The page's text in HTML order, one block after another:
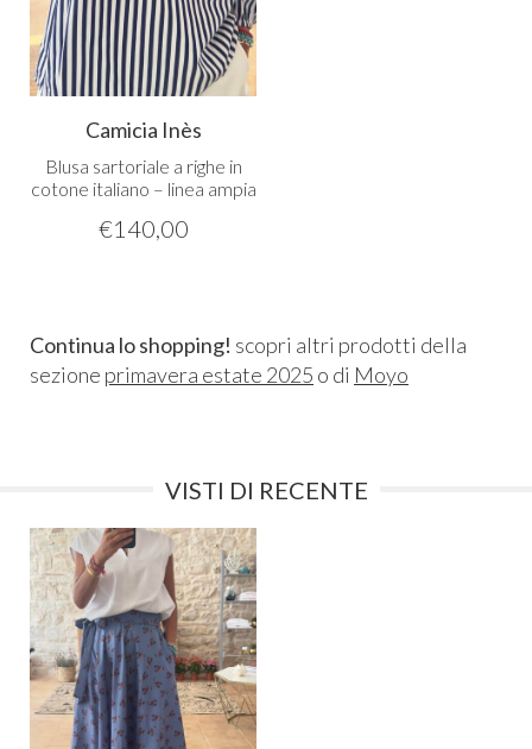
Camicia Inès
Blusa sartoriale a righe in
cotone italiano – linea ampia
€140,00
Continua lo shopping! scopri altri prodotti della
sezione primavera estate 2025 o di Moyo
VISTI DI RECENTE